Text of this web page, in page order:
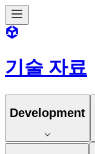
기술 자료
Development